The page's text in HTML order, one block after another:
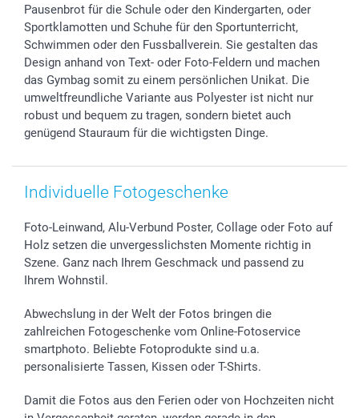
Widerrufsrecht
Zu allen Anlässen
Status der Bestellung
smartfriends
smartgarantie
smartbonus
Pausenbrot für die Schule oder den Kindergarten, oder
Sportklamotten und Schuhe für den Sportunterricht,
Schwimmen oder den Fussballverein. Sie gestalten das
Design anhand von Text- oder Foto-Feldern und machen
das Gymbag somit zu einem persönlichen Unikat. Die
umweltfreundliche Variante aus Polyester ist nicht nur
robust und bequem zu tragen, sondern bietet auch
genügend Stauraum für die wichtigsten Dinge.
Individuelle Fotogeschenke
Foto-Leinwand, Alu-Verbund Poster, Collage oder Foto auf
Holz setzen die unvergesslichsten Momente richtig in
Szene. Ganz nach Ihrem Geschmack und passend zu
Ihrem Wohnstil.
Abwechslung in der Welt der Fotos bringen die
zahlreichen Fotogeschenke vom Online-Fotoservice
smartphoto. Beliebte Fotoprodukte sind u.a.
personalisierte Tassen, Kissen oder T-Shirts.
Damit die Fotos aus den Ferien oder von Hochzeiten nicht